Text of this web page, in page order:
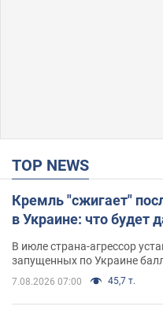
TOP NEWS
Кремль "сжигает"
в Украине: что будет
В июле страна-агрессор
запущенных по Украине
7.08.2026 07:00 45,7 т.